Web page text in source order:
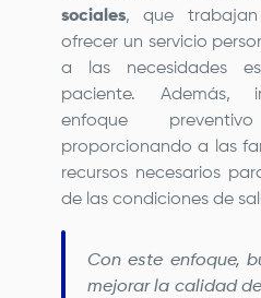
sociales, que
ofrecer un servicio
a las necesidades
paciente. Además,
enfoque
proporcionando a las
recursos necesarios
de las condiciones de
Con este enfoque,
mejorar la calidad